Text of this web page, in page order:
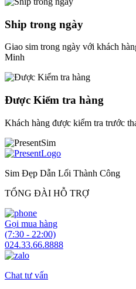
Ship trong ngày
Giao sim trong ngày với khách
Minh
Được Kiểm tra hàng
Khách hàng được kiểm tra trước
Sim Đẹp Dẫn Lối Thành Công
TỔNG ĐÀI HỖ TRỢ
Gọi mua hàng
(7:30 - 22:00)
024.33.66.8888
Chat tư vấn